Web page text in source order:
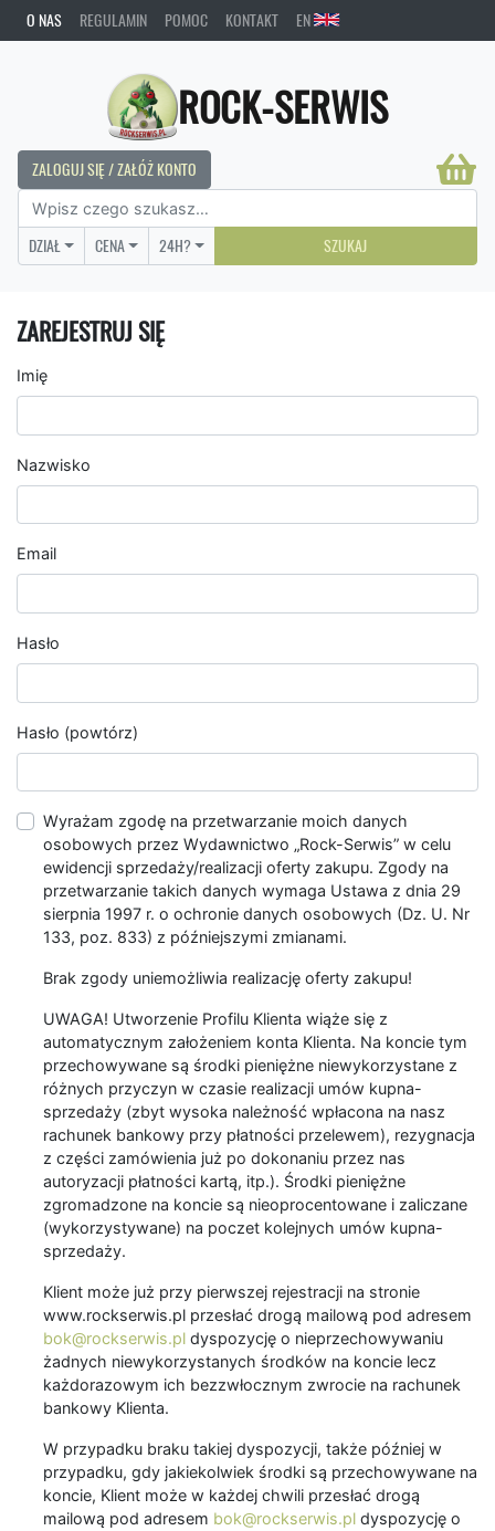
O NAS REGULAMIN POMOC KONTAKT EN
ROCK-SERWIS
ZALOGUJ SIĘ / ZAŁÓŻ KONTO
DZIAŁ CENA 24H? SZUKAJ
ZAREJESTRUJ SIĘ
Imię
Nazwisko
Email
Hasło
Hasło (powtórz)
Wyrażam zgodę na przetwarzanie moich danych
osobowych przez Wydawnictwo „Rock-Serwis” w celu
ewidencji sprzedaży/realizacji oferty zakupu. Zgody na
przetwarzanie takich danych wymaga Ustawa z dnia 29
sierpnia 1997 r. o ochronie danych osobowych (Dz. U. Nr
133, poz. 833) z późniejszymi zmianami.
Brak zgody uniemożliwia realizację oferty zakupu!
UWAGA! Utworzenie Profilu Klienta wiąże się z
automatycznym założeniem konta Klienta. Na koncie tym
przechowywane są środki pieniężne niewykorzystane z
różnych przyczyn w czasie realizacji umów kupna-
sprzedaży (zbyt wysoka należność wpłacona na nasz
rachunek bankowy przy płatności przelewem), rezygnacja
z części zamówienia już po dokonaniu przez nas
autoryzacji płatności kartą, itp.). Środki pieniężne
zgromadzone na koncie są nieoprocentowane i zaliczane
(wykorzystywane) na poczet kolejnych umów kupna-
sprzedaży.
Klient może już przy pierwszej rejestracji na stronie
www.rockserwis.pl przesłać drogą mailową pod adresem
bok@rockserwis.pl dyspozycję o nieprzechowywaniu
żadnych niewykorzystanych środków na koncie lecz
każdorazowym ich bezzwłocznym zwrocie na rachunek
bankowy Klienta.
W przypadku braku takiej dyspozycji, także później w
przypadku, gdy jakiekolwiek środki są przechowywane na
koncie, Klient może w każdej chwili przesłać drogą
mailową pod adresem bok@rockserwis.pl dyspozycję o